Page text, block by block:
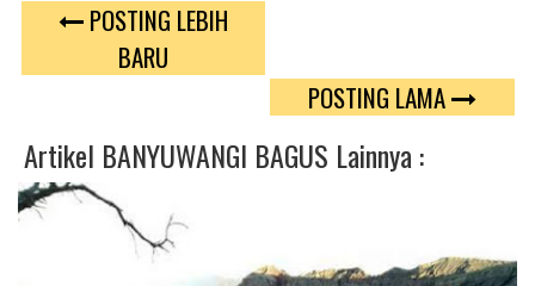
E
P
POSTING LEBIH
BARU
POSTING LAMA
Artikel BANYUWANGI BAGUS Lainnya :